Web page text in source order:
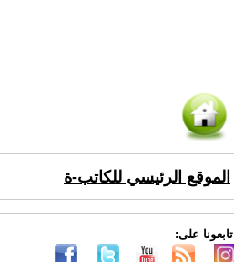
الموقع الرئيسي للكاتب-ة
تابعونا على: